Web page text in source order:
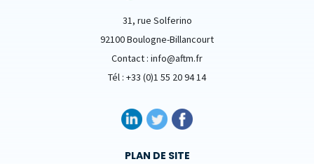
31, rue Solferino
92100 Boulogne-Billancourt
Contact : info@aftm.fr
Tél : +33 (0)1 55 20 94 14
PLAN DE SITE